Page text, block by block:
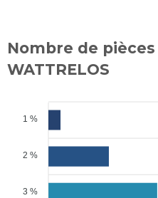
Nombre de
WATTRELOS
1 %
2 %
3 %